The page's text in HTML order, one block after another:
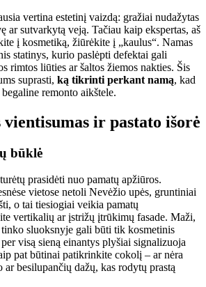
vertina estetinį vaizdą: gražiai nudažytas
ar sutvarkytą veją. Tačiau kaip ekspertas, aš
į kosmetiką, žiūrėkite į „kaulus“. Namas
statinys, kurio paslėpti defektai gali
rimtos liūties ar šaltos žiemos nakties. Šis
suprasti, ką tikrinti perkant namą, kad
remonto aikštele.
ir pastato išorė
būklė
turėtų prasidėti nuo pamatų apžiūros.
vietose netoli Nevėžio upės, gruntiniai
o tai tiesiogiai veikia pamatų
vertikalių ar įstrižų įtrūkimų fasade. Maži,
sluoksnyje gali būti tik kosmetinis
visą sieną einantys plyšiai signalizuoja
pat būtinai patikrinkite cokolį – ar nėra
ar besilupančių dažų, kas rodytų prastą